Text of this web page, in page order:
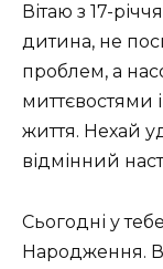
Вітаю з 17-
дитина, не
проблем, а
життя. Нехай
відмінний
Сьогодні у
Народження. В